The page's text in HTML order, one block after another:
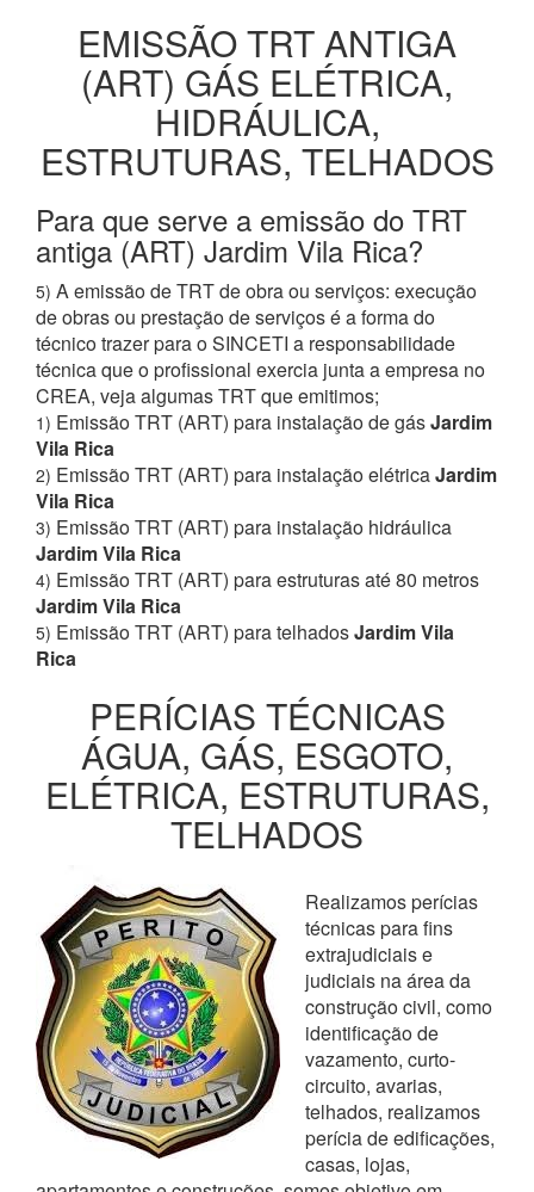
EMISSÃO TRT ANTIGA
(ART) GÁS ELÉTRICA,
HIDRÁULICA,
ESTRUTURAS, TELHADOS
Para que serve a emissão do TRT
antiga (ART) Jardim Vila Rica?
5) A emissão de TRT de obra ou serviços: execução
de obras ou prestação de serviços é a forma do
técnico trazer para o SINCETI a responsabilidade
técnica que o profissional exercia junta a empresa no
CREA, veja algumas TRT que emitimos;
1) Emissão TRT (ART) para instalação de gásJardim
Vila Rica
2) Emissão TRT (ART) para instalação elétricaJardim
Vila Rica
3) Emissão TRT (ART) para instalação hidráulica
Jardim Vila Rica
4) Emissão TRT (ART) para estruturas até 80 metros
Jardim Vila Rica
5) Emissão TRT (ART) para telhadosJardim Vila
Rica
PERÍCIAS TÉCNICAS
ÁGUA, GÁS, ESGOTO,
ELÉTRICA, ESTRUTURAS,
TELHADOS
Realizamos perícias
técnicas para fins
extrajudiciais e
judiciais na área da
construção civil, como
identificação de
vazamento, curto-
circuito, avarias,
telhados, realizamos
perícia de edificações,
casas, lojas,